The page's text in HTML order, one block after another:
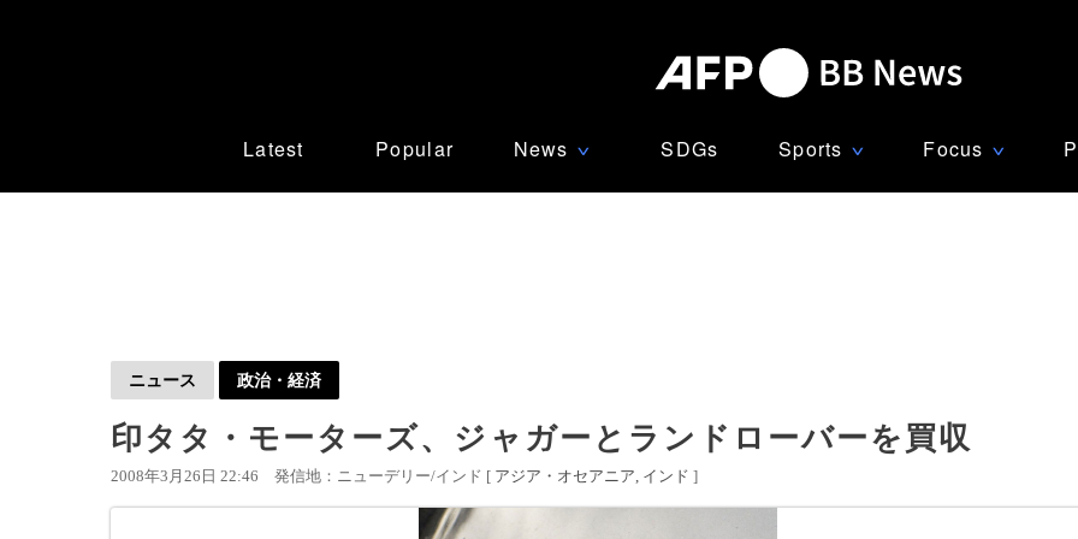
Latest Popular News ∨ SDGs Sports ∨ Focus ∨
ニュース 政治・経済
印タタ・モーターズ、ジャガーとランドローバーを買収
2008年3月26日 22:46 発信地：ニューデリー/インド [ アジア・オセアニア インド ]